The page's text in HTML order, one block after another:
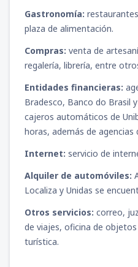
Gastronomía:
plaza de alimentación.
Compras: venta de
regalería, librería, entre
Entidades financieras:
Bradesco, Banco do Brasil
cajeros automáticos de
horas, además de agencias
Internet: servicio de
Alquiler de automóviles:
Localiza y Unidas se
Otros servicios: correo,
de viajes, oficina de
turística.